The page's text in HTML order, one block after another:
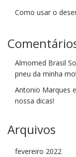
Como usar o
Almomed Brasil
pneu da minha
Antonio Marques
nossa dicas!
Arquivos
fevereiro 2022